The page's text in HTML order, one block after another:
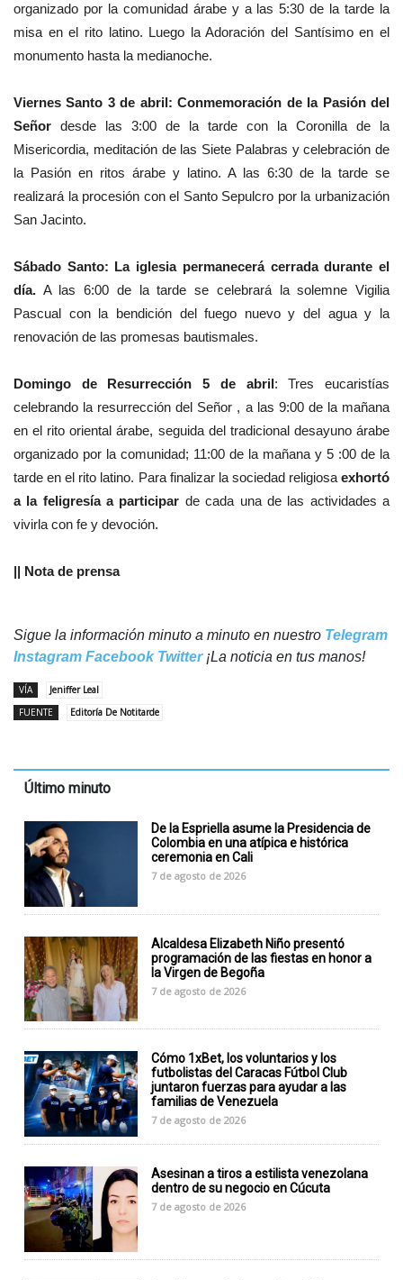
organizado por la comunidad árabe y a las 5:30 de la tarde la
misa en el rito latino. Luego la Adoración del Santísimo en el
monumento hasta la medianoche.
‎Viernes Santo 3 de abril: Conmemoración de la Pasión del
Señor desde las 3:00 de la tarde con la Coronilla de la
Misericordia, meditación de las Siete Palabras y celebración de
la Pasión en ritos árabe y latino. A las 6:30 de la tarde se
realizará la procesión con el Santo Sepulcro por la urbanización
San Jacinto.
‎Sábado Santo: La iglesia permanecerá cerrada durante el
día. A las 6:00 de la tarde se celebrará la solemne Vigilia
Pascual con la bendición del fuego nuevo y del agua y la
renovación de las promesas bautismales.
‎Domingo de Resurrección 5 de abril: Tres eucaristías
celebrando la resurrección del Señor , a las 9:00 de la mañana
en el rito oriental árabe, seguida del tradicional desayuno árabe
organizado por la comunidad; 11:00 de la mañana y 5 :00 de la
tarde en el rito latino. Para finalizar la sociedad religiosa exhortó
a la feligresía a participar de cada una de las actividades a
vivirla con fe y devoción.
‎|| Nota de prensa
Sigue la información minuto a minuto en nuestro Telegram
Instagram Facebook Twitter¡La noticia en tus manos!
VÍA
Jeniffer Leal
FUENTE
Editoría De Notitarde
Último minuto
De la Espriella asume la Presidencia de
Colombia en una atípica e histórica
ceremonia en Cali
7 de agosto de 2026
Alcaldesa Elizabeth Niño presentó
programación de las fiestas en honor a
la Virgen de Begoña
7 de agosto de 2026
Cómo 1xBet, los voluntarios y los
futbolistas del Caracas Fútbol Club
juntaron fuerzas para ayudar a las
familias de Venezuela
7 de agosto de 2026
Asesinan a tiros a estilista venezolana
dentro de su negocio en Cúcuta
7 de agosto de 2026